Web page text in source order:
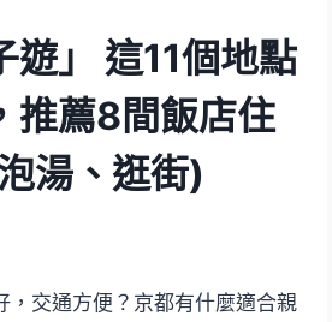
遊」 這11個地點
推薦8間飯店住
湯、逛街)
，交通方便？京都有什麼適合親